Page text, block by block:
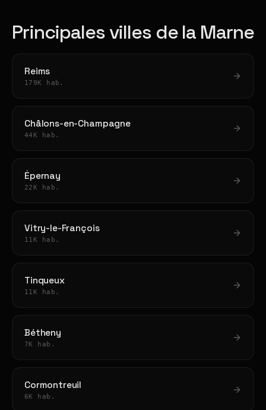
Principales villes de la Marne
Reims
179K hab.
Châlons-en-Champagne
44K hab.
Épernay
22K hab.
Vitry-le-François
11K hab.
Tinqueux
11K hab.
Bétheny
7K hab.
Cormontreuil
6K hab.